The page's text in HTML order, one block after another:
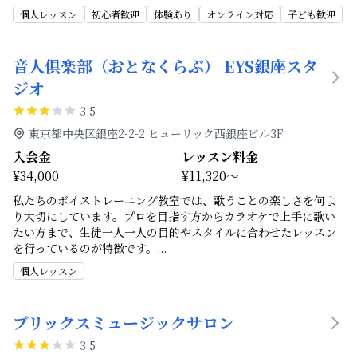
個人レッスン 初心者歓迎 体験あり オンライン対応 子ども歓迎
音人倶楽部（おとなくらぶ） EYS銀座スタ
ジオ
3.5
東京都中央区銀座2-2-2 ヒューリック西銀座ビル3F
入会金
¥34,000
レッスン料金
¥11,320～
私たちのボイストレーニング教室では、歌うことの楽しさを何よ
り大切にしています。プロを目指す方からカラオケで上手に歌い
たい方まで、生徒一人一人の目的やスタイルに合わせたレッスン
を行っているのが特徴です。 ...
個人レッスン
ブリックスミュージックサロン
3.5